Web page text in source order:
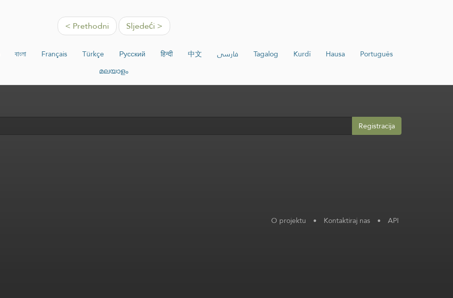
< Prethodni Sljedeći >
বাংলা Français Türkçe Русский हिन्दी 中文 فارسی Tagalog Kurdî Hausa
Português
മലയാളം
Registracija
O projektu • Kontaktiraj nas • API